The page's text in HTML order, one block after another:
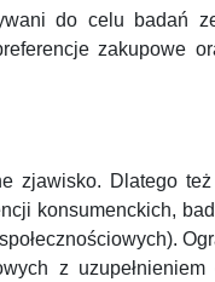
do celu badań
zakupowe
zjawisko. Dlatego
konsumenckich,
z